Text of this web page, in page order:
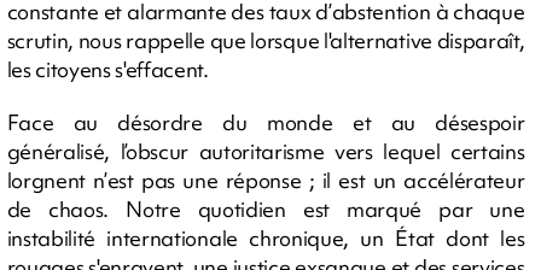
constante et alarmante des taux d’abstention à chaque
scrutin, nous rappelle que lorsque l'alternative disparaît,
les citoyens s'effacent.
Face au désordre du monde et au désespoir
généralisé, l’obscur autoritarisme vers lequel certains
lorgnent n’est pas une réponse ; il est un accélérateur
de chaos. Notre quotidien est marqué par une
instabilité internationale chronique, un État dont les